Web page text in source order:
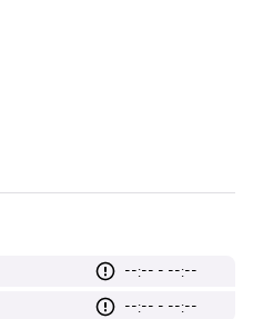
--:-- - --:--
--:-- - --:--